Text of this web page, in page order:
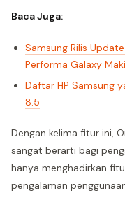
Baca Juga:
Samsung Rilis
Performa Galaxy
Daftar HP Samsung
8.5
Dengan kelima fitur ini,
sangat berarti bagi
hanya menghadirkan
pengalaman